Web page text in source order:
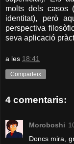
molts dels casos
identitat), però
perspectiva
seva aplicació
a les 18:41
Comparteix
4 comentaris:
Moroboshi
Doncs mira,